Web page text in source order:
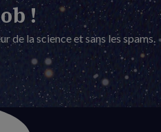
!
de la science et sans les spams.